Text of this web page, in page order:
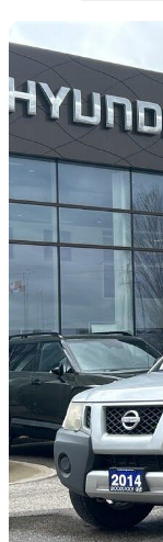
2014 Nissan Xterra
111 144 km
16 997 $
298 $/mois env.